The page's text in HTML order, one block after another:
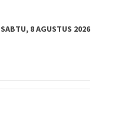
SABTU, 8 AGUSTUS 2026